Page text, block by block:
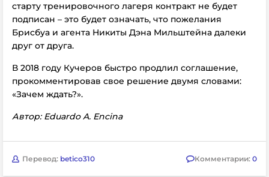
старту тренировочного лагеря контракт не будет
подписан – это будет означать, что пожелания
Брисбуа и агента Никиты Дэна Мильштейна далеки
друг от друга.
В 2018 году Кучеров быстро продлил соглашение,
прокомментировав свое решение двумя словами:
«Зачем ждать?».
Автор: Eduardo A. Encina
Перевод: betico310 Комментарии: 0